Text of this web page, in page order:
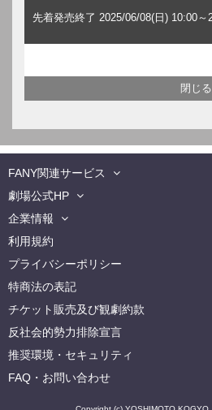
先着発売終了 2025/06/08(日) 10:00～
FANY関連サービス
劇場公式HP
企業情報
利用規約
プライバシーポリシー
特商法の表記
チケット販売及び観劇約款
反社会的勢力排除宣言
推奨環境・セキュリティ
FAQ・お問い合わせ